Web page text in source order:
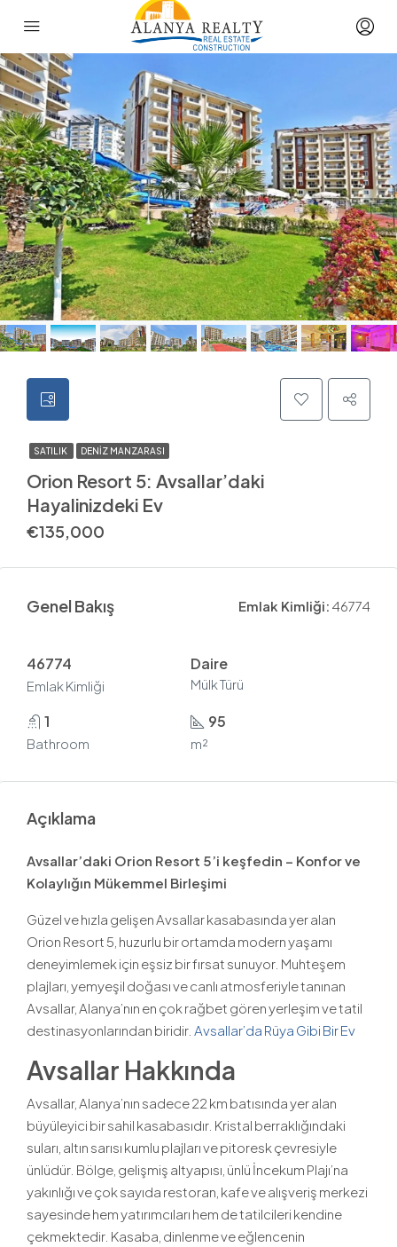
SATILIK DENIZ MANZARASI
Orion Resort 5: Avsallar’daki
Hayalinizdeki Ev
€135,000
Genel Bakış Emlak Kimliği: 46774
46774
Emlak Kimliği
Daire
Mülk Türü
1
Bathroom
95
m²
Açıklama
Avsallar’daki Orion Resort 5’i keşfedin – Konfor ve
Kolaylığın Mükemmel Birleşimi
Güzel ve hızla gelişen Avsallar kasabasında yer alan
Orion Resort 5, huzurlu bir ortamda modern yaşamı
deneyimlemek için eşsiz bir fırsat sunuyor. Muhteşem
plajları, yemyeşil doğası ve canlı atmosferiyle tanınan
Avsallar, Alanya’nın en çok rağbet gören yerleşim ve tatil
destinasyonlarından biridir. Avsallar’da Rüya Gibi Bir Ev
Avsallar Hakkında
Avsallar, Alanya’nın sadece 22 km batısında yer alan
büyüleyici bir sahil kasabasıdır. Kristal berraklığındaki
suları, altın sarısı kumlu plajları ve pitoresk çevresiyle
ünlüdür. Bölge, gelişmiş altyapısı, ünlü İncekum Plajı’na
yakınlığı ve çok sayıda restoran, kafe ve alışveriş merkezi
sayesinde hem yatırımcıları hem de tatilcileri kendine
çekmektedir. Kasaba, dinlenme ve eğlencenin